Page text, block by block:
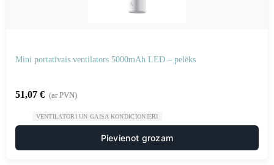
Mini portatīvais ventilators 5000mAh LED – pelēks
51,07 € (ar PVN)
VENTILATORI UN GAISA KONDICIONIERI
Pievienot grozam